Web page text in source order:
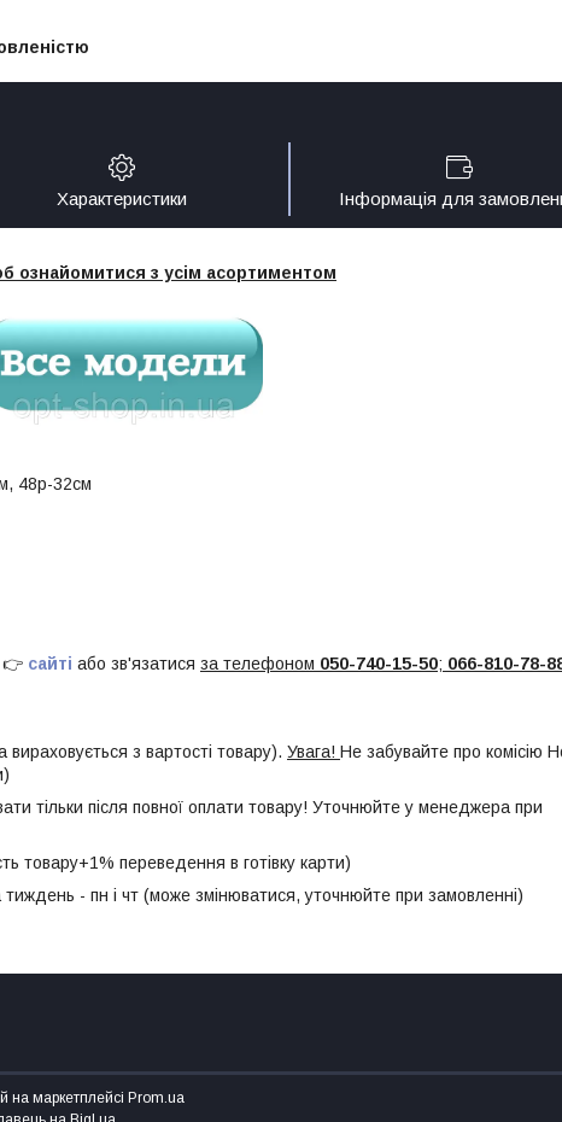
Характеристики Інформація для
ознайомитися з усім асортиментом
48р-32см
👉 сайті або зв'язатися за телефоном 050-740-15-50; 066-810-78-
вираховується з вартості товару). Увага! Не забувайте про комісію
тільки після повної оплати товару! Уточнюйте у менеджера при
товару+1% переведення в готівку карти)
- пн і чт (може змінюватися, уточнюйте при замовленні)
на маркетплейсі Prom.ua